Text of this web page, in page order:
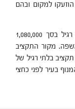
למקום ובהם
השבוע אישרו חברי מועצת העיר תקציב בלתי רגיל בסך 1,080,000
מקור התקציב
בלתי רגיל של
בעיר לפני כחצי